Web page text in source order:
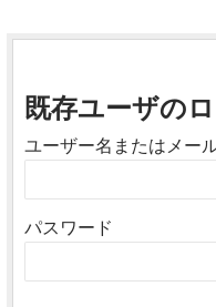
既存ユーザの
ユーザー名またはメー
パスワード